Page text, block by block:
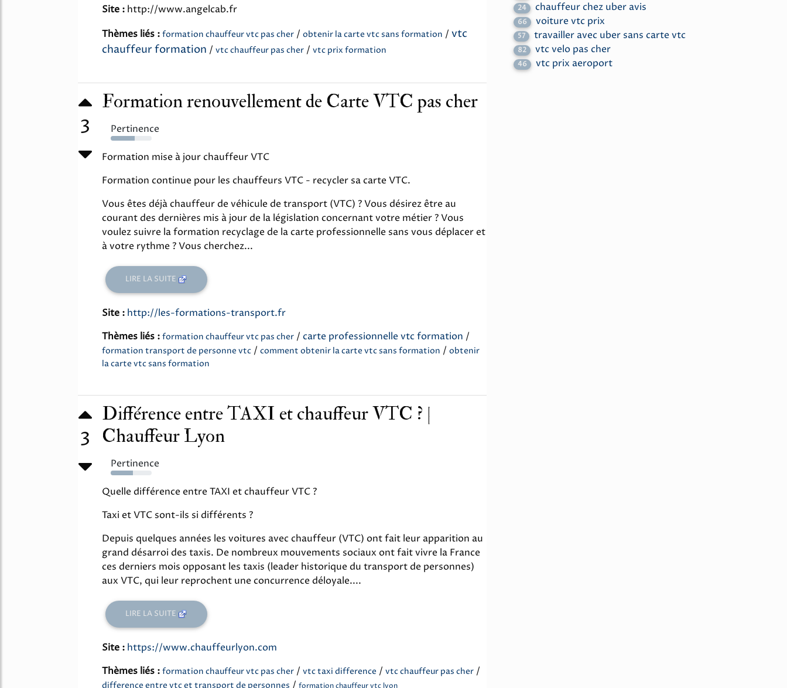
Site : http://www.angelcab.fr
Thèmes liés : formation chauffeur vtc pas cher / obtenir la carte vtc sans formation / vtc
chauffeur formation / vtc chauffeur pas cher / vtc prix formation
3
Formation renouvellement de Carte VTC pas cher
Pertinence
59%
Formation mise à jour chauffeur VTC
Formation continue pour les chauffeurs VTC - recycler sa carte VTC.
Vous êtes déjà chauffeur de véhicule de transport (VTC) ? Vous désirez être au
courant des dernières mis à jour de la législation concernant votre métier ? Vous
voulez suivre la formation recyclage de la carte professionnelle sans vous déplacer et
à votre rythme ? Vous cherchez...
LIRE LA SUITE
Site : http://les-formations-transport.fr
Thèmes liés : formation chauffeur vtc pas cher / carte professionnelle vtc formation /
formation transport de personne vtc / comment obtenir la carte vtc sans formation / obtenir
la carte vtc sans formation
3
Différence entre TAXI et chauffeur VTC ? |
Chauffeur Lyon
Pertinence
54%
Quelle différence entre TAXI et chauffeur VTC ?
Taxi et VTC sont-ils si différents ?
Depuis quelques années les voitures avec chauffeur (VTC) ont fait leur apparition au
grand désarroi des taxis. De nombreux mouvements sociaux ont fait vivre la France
ces derniers mois opposant les taxis (leader historique du transport de personnes)
aux VTC, qui leur reprochent une concurrence déloyale....
LIRE LA SUITE
Site : https://www.chauffeurlyon.com
Thèmes liés : formation chauffeur vtc pas cher / vtc taxi difference / vtc chauffeur pas cher /
difference entre vtc et transport de personnes / formation chauffeur vtc lyon
24 chauffeur chez uber avis
66 voiture vtc prix
57 travailler avec uber sans carte vtc
82 vtc velo pas cher
46 vtc prix aeroport